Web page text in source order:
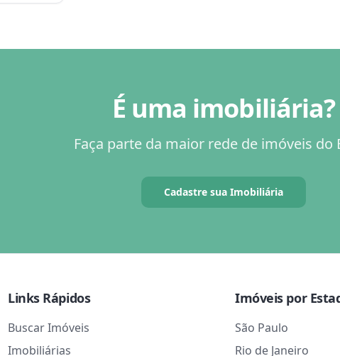
É uma imobiliária?
Faça parte da maior rede de imóveis do
Cadastre sua Imobiliária
Links Rápidos
Buscar Imóveis
Imobiliárias
Imóveis por
São Paulo
Rio de Janeiro